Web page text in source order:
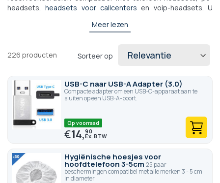
headsets,headsets voor callcenters en voip-headsets. U
headsets met draad en elektronische hookswitches
Meer lezen
226 producten Sorteer op
USB-C naar USB-A Adapter (3.0)
Compacte adapter om een USB-C-apparaat aan te
sluiten op een USB-A-poort.
Op voorraad
€14,90
Hygiënische hoesjes voor
hoofdtelefoon 3-5cm 25 paar
beschermingen compatibel met alle merken 3 - 5 cm
in diameter